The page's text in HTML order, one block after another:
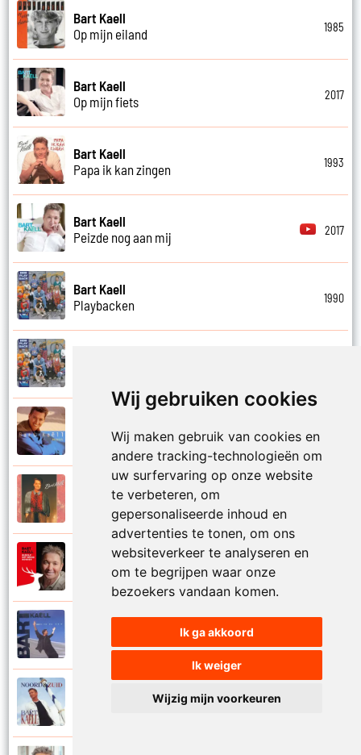
Wij gebruiken cookies
Wij maken gebruik van cookies en
andere tracking-technologieën om
uw surfervaring op onze website
te verbeteren, om
gepersonaliseerde inhoud en
advertenties te tonen, om ons
websiteverkeer te analyseren en
om te begrijpen waar onze
bezoekers vandaan komen.
Ik ga akkoord
Ik weiger
Wijzig mijn voorkeuren
Bart Kaell
Op mijn eiland
1985
Bart Kaell
Op mijn fiets
2017
Bart Kaell
Papa ik kan zingen
1993
Bart Kaell
Peizde nog aan mij
2017
Bart Kaell
Playbacken
1990
Prinses
Bart Kaell
Bart Kaell
Rudolf het gekke rendier
Samen in de zon